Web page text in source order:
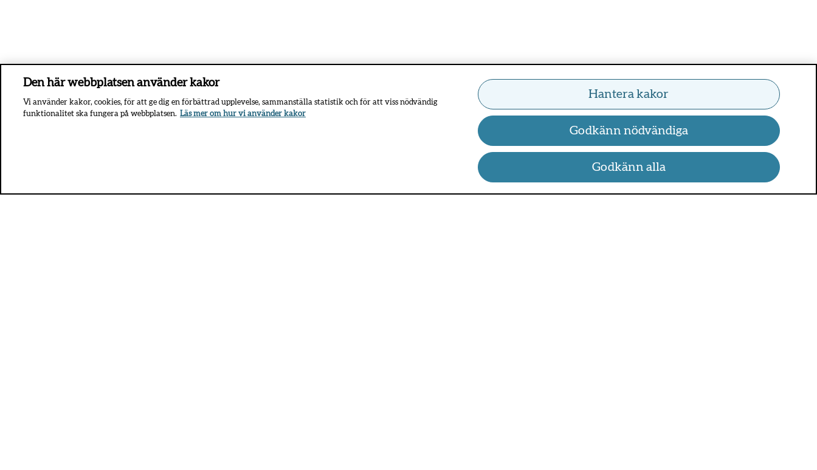
Den här webbplatsen använder kakor
Vi använder kakor, cookies, för att ge dig en förbättrad upplevelse, sammanställa statistik och för att viss nödvändig
funktionalitet ska fungera på webbplatsen. Läs mer om hur vi använder kakor
Hantera kakor
Godkänn nödvändiga
Godkänn alla